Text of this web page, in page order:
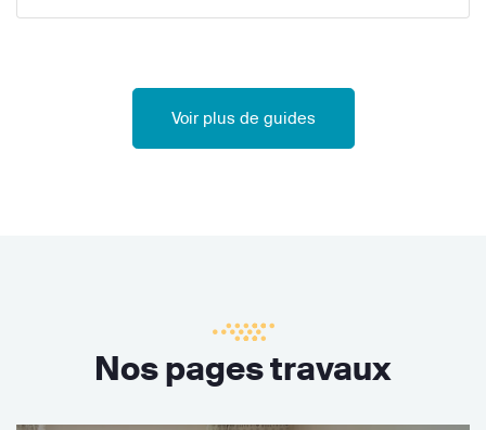
Voir plus de guides
Nos pages travaux